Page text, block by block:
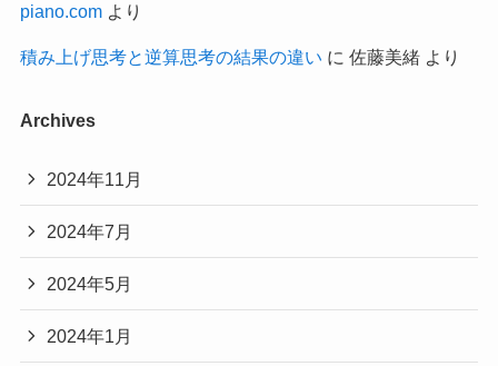
piano.comより
積み上げ思考と逆算思考の結果の違い に 佐藤美緒より
Archives
2024年11月
2024年7月
2024年5月
2024年1月